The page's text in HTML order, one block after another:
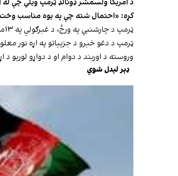
کړه: «احتمال شته چې په یوه مناسب
ټرمپ د چارشنبې په ورځ، د غبرګولي په ۱۳مه، په یوه پادکاسټي مرکه کې وویل چې مجتبی خامنه‌یي د تهران او واشنګټن ترمنځ د روانو خبرو له مهمو اغېزناکو کسانو څخه دی.
ټرمپ د دغو خبرو د جزییاتو په اړه نور
وروسته د اوربند د دوام او د دواړو لوریو د
ډېر لیدل شوي